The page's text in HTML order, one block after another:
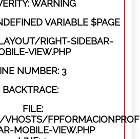
WARNING
VARIABLE $PAGE
RIGHT-SIDEBAR-
VIEW.PHP
NUMBER: 3
BACKTRACE:
FILE:
MOBILE-VIEW.PHP